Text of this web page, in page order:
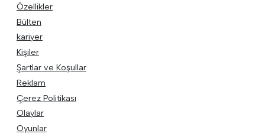
Özellikler
Bülten
kariyer
Kişiler
Şartlar ve Koşullar
Reklam
Çerez Politikası
Olaylar
Oyunlar